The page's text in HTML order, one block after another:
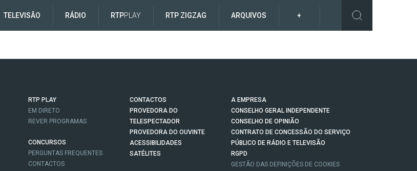
TELEVISÃO RÁDIO RTPPLAY RTP ZIGZAG ARQUIVOS +
RTP PLAY
EM DIRETO
REVER PROGRAMAS
CONCURSOS
PERGUNTAS FREQUENTES
CONTACTOS
CONTACTOS
PROVEDORA DO
TELESPECTADOR
PROVEDORA DO OUVINTE
ACESSIBILIDADES
SATÉLITES
A EMPRESA
CONSELHO GERAL INDEPENDENTE
CONSELHO DE OPINIÃO
CONTRATO DE CONCESSÃO DO SERVIÇO
PÚBLICO DE RÁDIO E TELEVISÃO
RGPD
GESTÃO DAS DEFINIÇÕES DE COOKIES